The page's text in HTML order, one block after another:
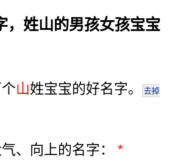
，姓山的男孩女孩宝宝
山姓宝宝的好名字。 去掉
气、向上的名字：*